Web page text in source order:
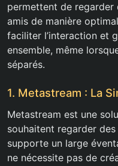
permettent de regarder
amis de manière
faciliter l’interaction et
ensemble, même
séparés.
1. Metastream : La
Metastream est une
souhaitent regarder
supporte un large
ne nécessite pas de